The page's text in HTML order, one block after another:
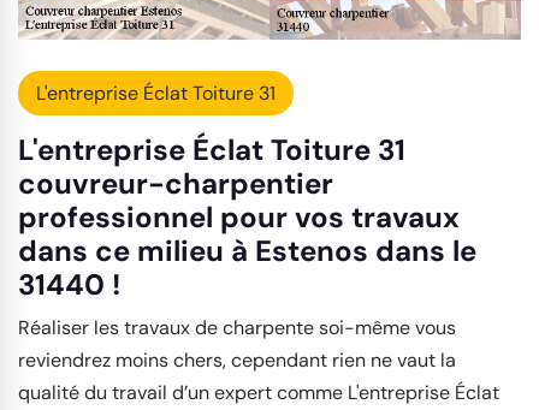
L'entreprise Éclat Toiture 31
L'entreprise Éclat Toiture 31
couvreur-charpentier
professionnel pour vos travaux
dans ce milieu à Estenos dans le
31440 !
Réaliser les travaux de charpente soi-même vous
reviendrez moins chers, cependant rien ne vaut la
qualité du travail d’un expert comme L'entreprise Éclat